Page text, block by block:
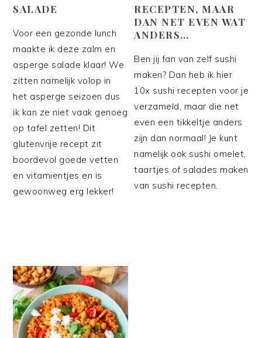
SALADE
Voor een gezonde lunch
maakte ik deze zalm en
asperge salade klaar! We
zitten namelijk volop in
het asperge seizoen dus
ik kan ze niet vaak genoeg
op tafel zetten! Dit
glutenvrije recept zit
boordevol goede vetten
en vitamientjes en is
gewoonweg erg lekker!
RECEPTEN, MAAR
DAN NET EVEN WAT
ANDERS…
Ben jij fan van zelf sushi
maken? Dan heb ik hier
10x sushi recepten voor je
verzameld, maar die net
even een tikkeltje anders
zijn dan normaal! Je kunt
namelijk ook sushi omelet,
taartjes of salades maken
van sushi recepten.